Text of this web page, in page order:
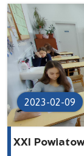
2023-02-09
XXI